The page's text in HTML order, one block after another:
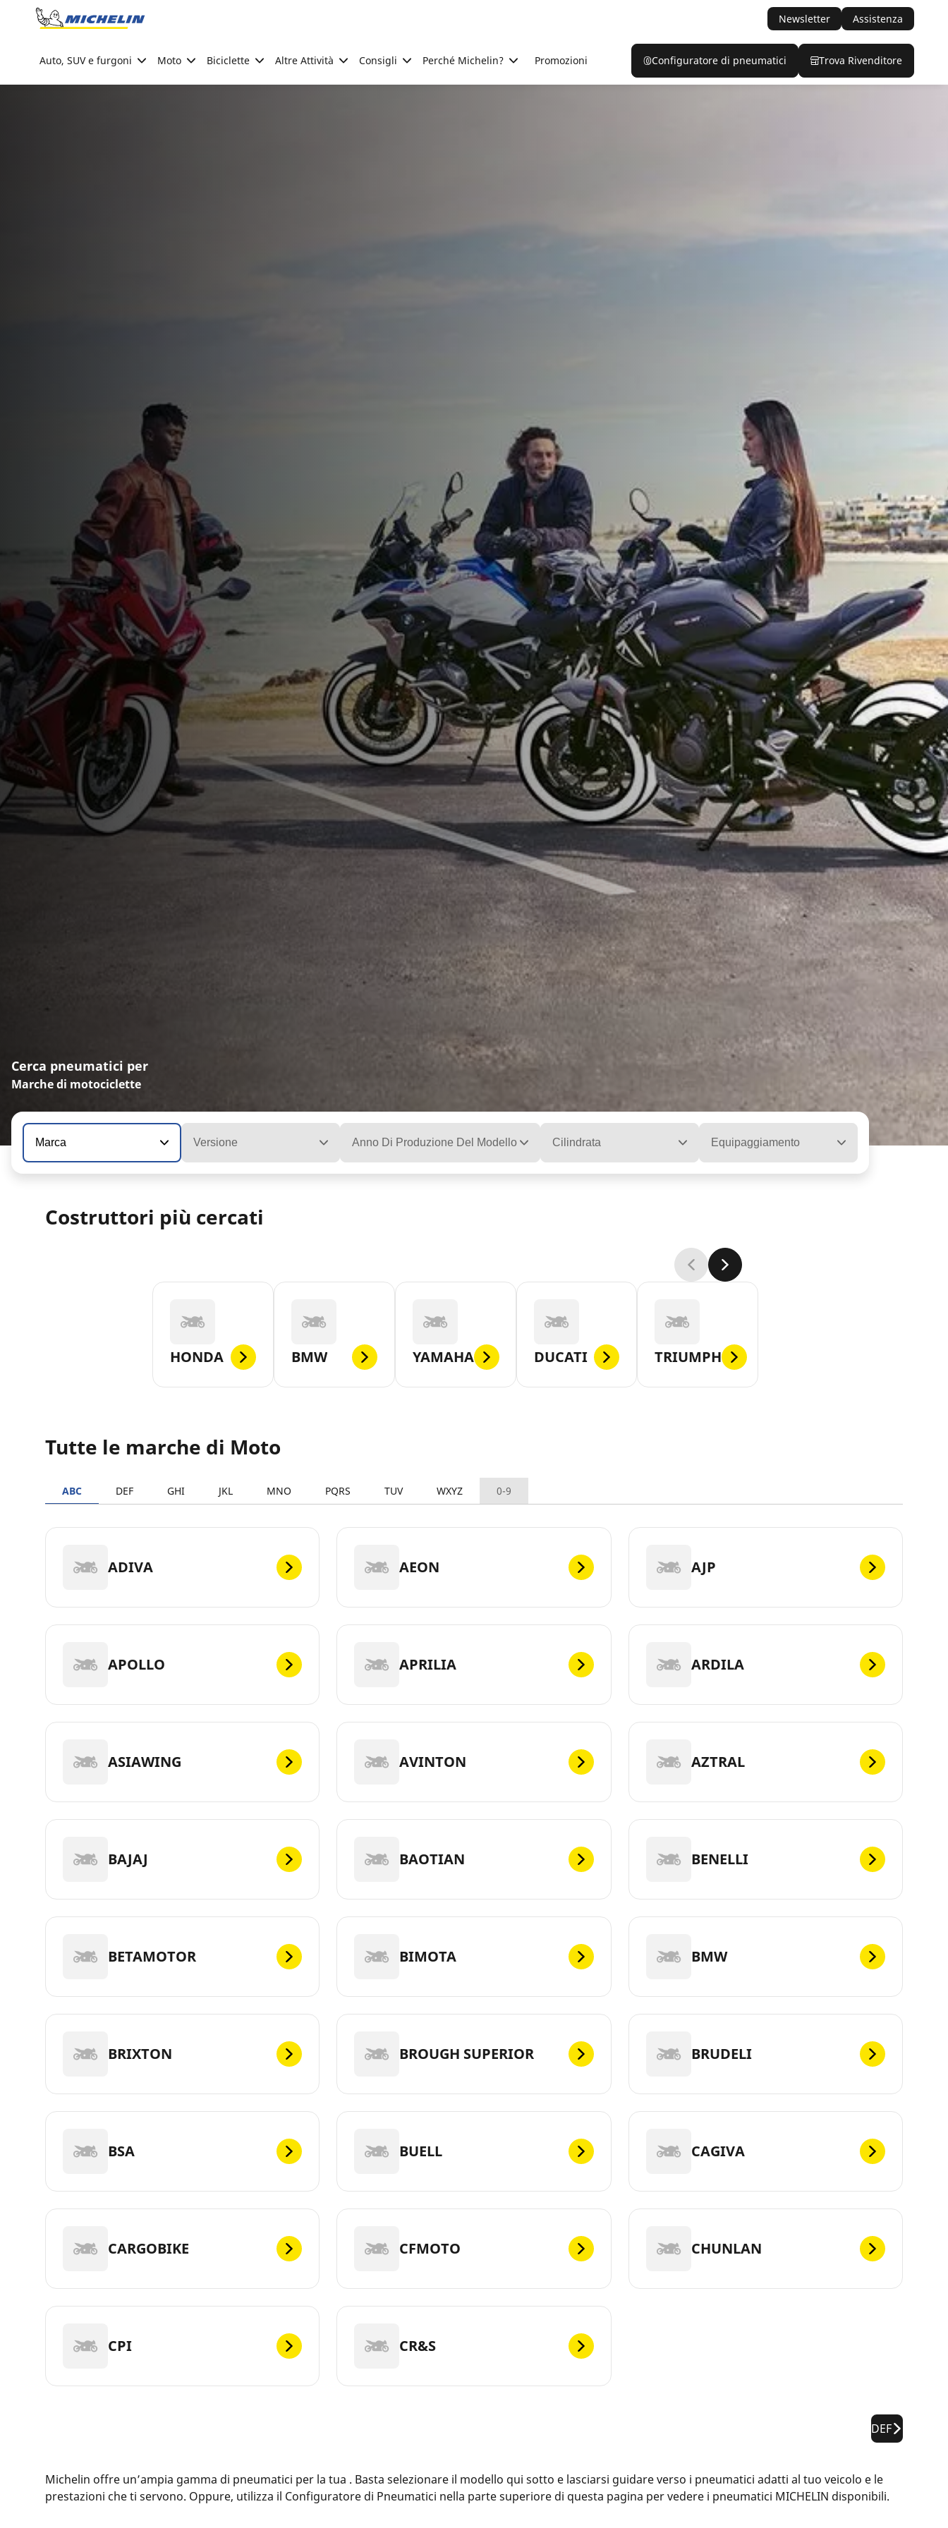
Go to page content
Newsletter Assistenza
Auto, SUV e furgoni Moto Biciclette Altre Attività Consigli Perché Michelin? Promozioni Configuratore di pneumatici Trova Rivenditore
Cerca pneumatici per
Marche di motociclette
Marca Versione Anno Di Produzione Del Modello Cilindrata Equipaggiamento
Costruttori più cercati
HONDA BMW YAMAHA DUCATI TRIUMPH
Tutte le marche di Moto
ABC DEF GHI JKL MNO PQRS TUV WXYZ 0-9
ADIVA AEON AJP
APOLLO APRILIA ARDILA
ASIAWING AVINTON AZTRAL
BAJAJ BAOTIAN BENELLI
BETAMOTOR BIMOTA BMW
BRIXTON BROUGH SUPERIOR BRUDELI
BSA BUELL CAGIVA
CARGOBIKE CFMOTO CHUNLAN
CPI CR&S
DEF
Michelin offre un’ampia gamma di pneumatici per la tua . Basta selezionare il modello qui sotto e lasciarsi guidare verso i pneumatici adatti al tuo veicolo e le
prestazioni che ti servono. Oppure, utilizza il Configuratore di Pneumatici nella parte superiore di questa pagina per vedere i pneumatici MICHELIN disponibili.